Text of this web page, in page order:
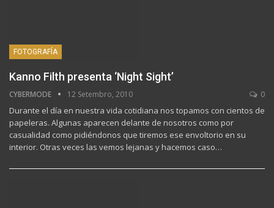
FOTOGRAFÍA
Kanno Filth presenta ‘Night Sight’
CYBERMODE 12 Setembro, 2010 0
Durante el día en nuestra vida cotidiana nos topamos con cientos de
papeleras. Algunas aparecen delante de nosotros como por
casualidad como pidiéndonos que tiremos ese envoltorio en su
interior. Otras veces las vemos lejanas y hacemos caso…